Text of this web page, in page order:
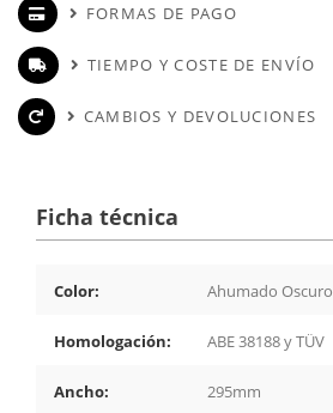
FORMAS DE PAGO
TIEMPO Y COSTE DE ENVÍO
CAMBIOS Y DEVOLUCIONES
Ficha técnica
Color: Ahumado Oscuro
Homologación: ABE 38188 y TÜV
Ancho: 295mm